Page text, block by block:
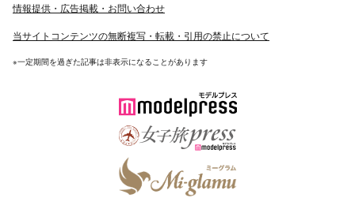
情報提供・広告掲載・お問い合わせ
当サイトコンテンツの無断複写・転載・引用の禁止について
※一定期間を過ぎた記事は非表示になることがあります